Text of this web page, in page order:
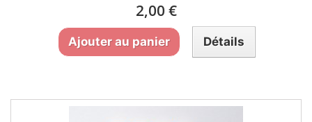
2,00 €
Ajouter au panier Détails